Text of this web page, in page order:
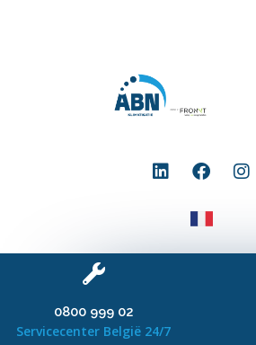
0800 999 02
Servicecenter België 24/7